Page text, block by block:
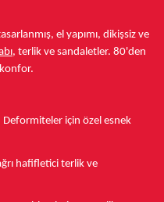
el yapımı, dikişsiz ve
, terlik ve sandaletler. 80'den
Deformiteler için özel esnek
hafifletici terlik ve